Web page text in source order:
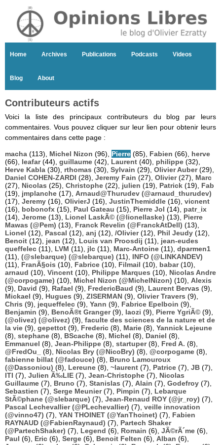
Home Archives Publications Podcasts Videos
Blog About
Contributeurs actifs
Voici la liste des principaux contributeurs du blog par leurs
commentaires. Vous pouvez cliquer sur leur lien pour obtenir leurs
commentaires dans cette page :
macha (113), Michel Nizon (96), Pierre (85), Fabien (66), herve
(66), leafar(44), guillaume (42), Laurent (40), philippe (32),
Herve Kabla (30), rthomas (30), Sylvain (29), Olivier Auber(29),
Daniel COHEN-ZARDI (28), Jeremy Fain (27), Olivier(27), Marc
(27), Nicolas (25), Christophe (22), julien (19), Patrick (19), Fab
(19), jmplanche (17), Arnaud@Thurudev (@arnaud_thurudev)
(17), Jeremy (16), OlivierJ (16), JustinThemiddle (16), vicnent
(16), bobonofx (15), Paul Gateau (15), Pierre Jol (14), patr_ix
(14), Jerome (13), Lionel LaskÃ© (@lionellaske) (13), Pierre
Mawas (@Pem) (13), Franck Revelin (@FranckAtDell) (13),
Lionel (12), Pascal (12), anj (12), /Olivier(12), Phil Jeudy (12),
Benoit (12), jean (12), Louis van Proosdij (11), jean-eudes
queffelec (11), LVM (11), jlc (11), Marc-Antoine (11), dparmen1
(11), (@slebarque) (@slebarque) (11), INFO (@LINKANDEV)
(11), FranÃ§ois (10), Fabrice (10), Filmail (10), babar(10),
arnaud (10), Vincent (10), Philippe Marques (10), Nicolas Andre
(@corpogame) (10), Michel Nizon (@MichelNizon) (10), Alexis
(9), David (9), Rafael (9), FredericBaud (9), Laurent Bervas (9),
Mickael (9), Hugues (9), ZISERMAN (9), Olivier Travers (9),
Chris (9), jequeffelec (9), Yann (9), Fabrice Epelboin (9),
Benjamin (9), BenoÃ®t Granger(9), laozi (9), Pierre YgriÃ© (9),
(@olivez) (@olivez) (9), faculte des sciences de la nature et de
la vie (9), gepettot (9), Frederic (8), Marie (8), Yannick Lejeune
(8), stephane (8), BScache (8), Michel (8), Daniel (8),
Emmanuel (8), Jean-Philippe (8), startuper(8), Fred A. (8),
@FredOu_
(8), Nicolas Bry (@NicoBry) (8), @corpogame (8),
fabienne billat (@fadouce) (8), Bruno Lamouroux
(@Dassoniou) (8), Lereune (8), ~laurent (7), Patrice (7), JB (7),
ITI (7), Julien Ã‰LIE (7), Jean-Christophe (7), Nicolas
Guillaume (7), Bruno (7), Stanislas (7), Alain (7), Godefroy (7),
Sebastien (7), Serge Meunier(7), Pimpin (7), Lebarque
StÃ©phane (@slebarque) (7), Jean-Renaud ROY (@jr_roy) (7),
Pascal Lechevallier (@PLechevallier) (7), veille innovation
(@vinno47) (7), YAN THOINET (@YanThoinet) (7), Fabien
RAYNAUD (@FabienRaynaud) (7), Partech Shaker
(@PartechShaker) (7), Legend (6), Romain (6), JÃ©rÃ´me (6),
Paul (6), Eric (6), Serge (6), Benoit Felten (6), Alban (6),